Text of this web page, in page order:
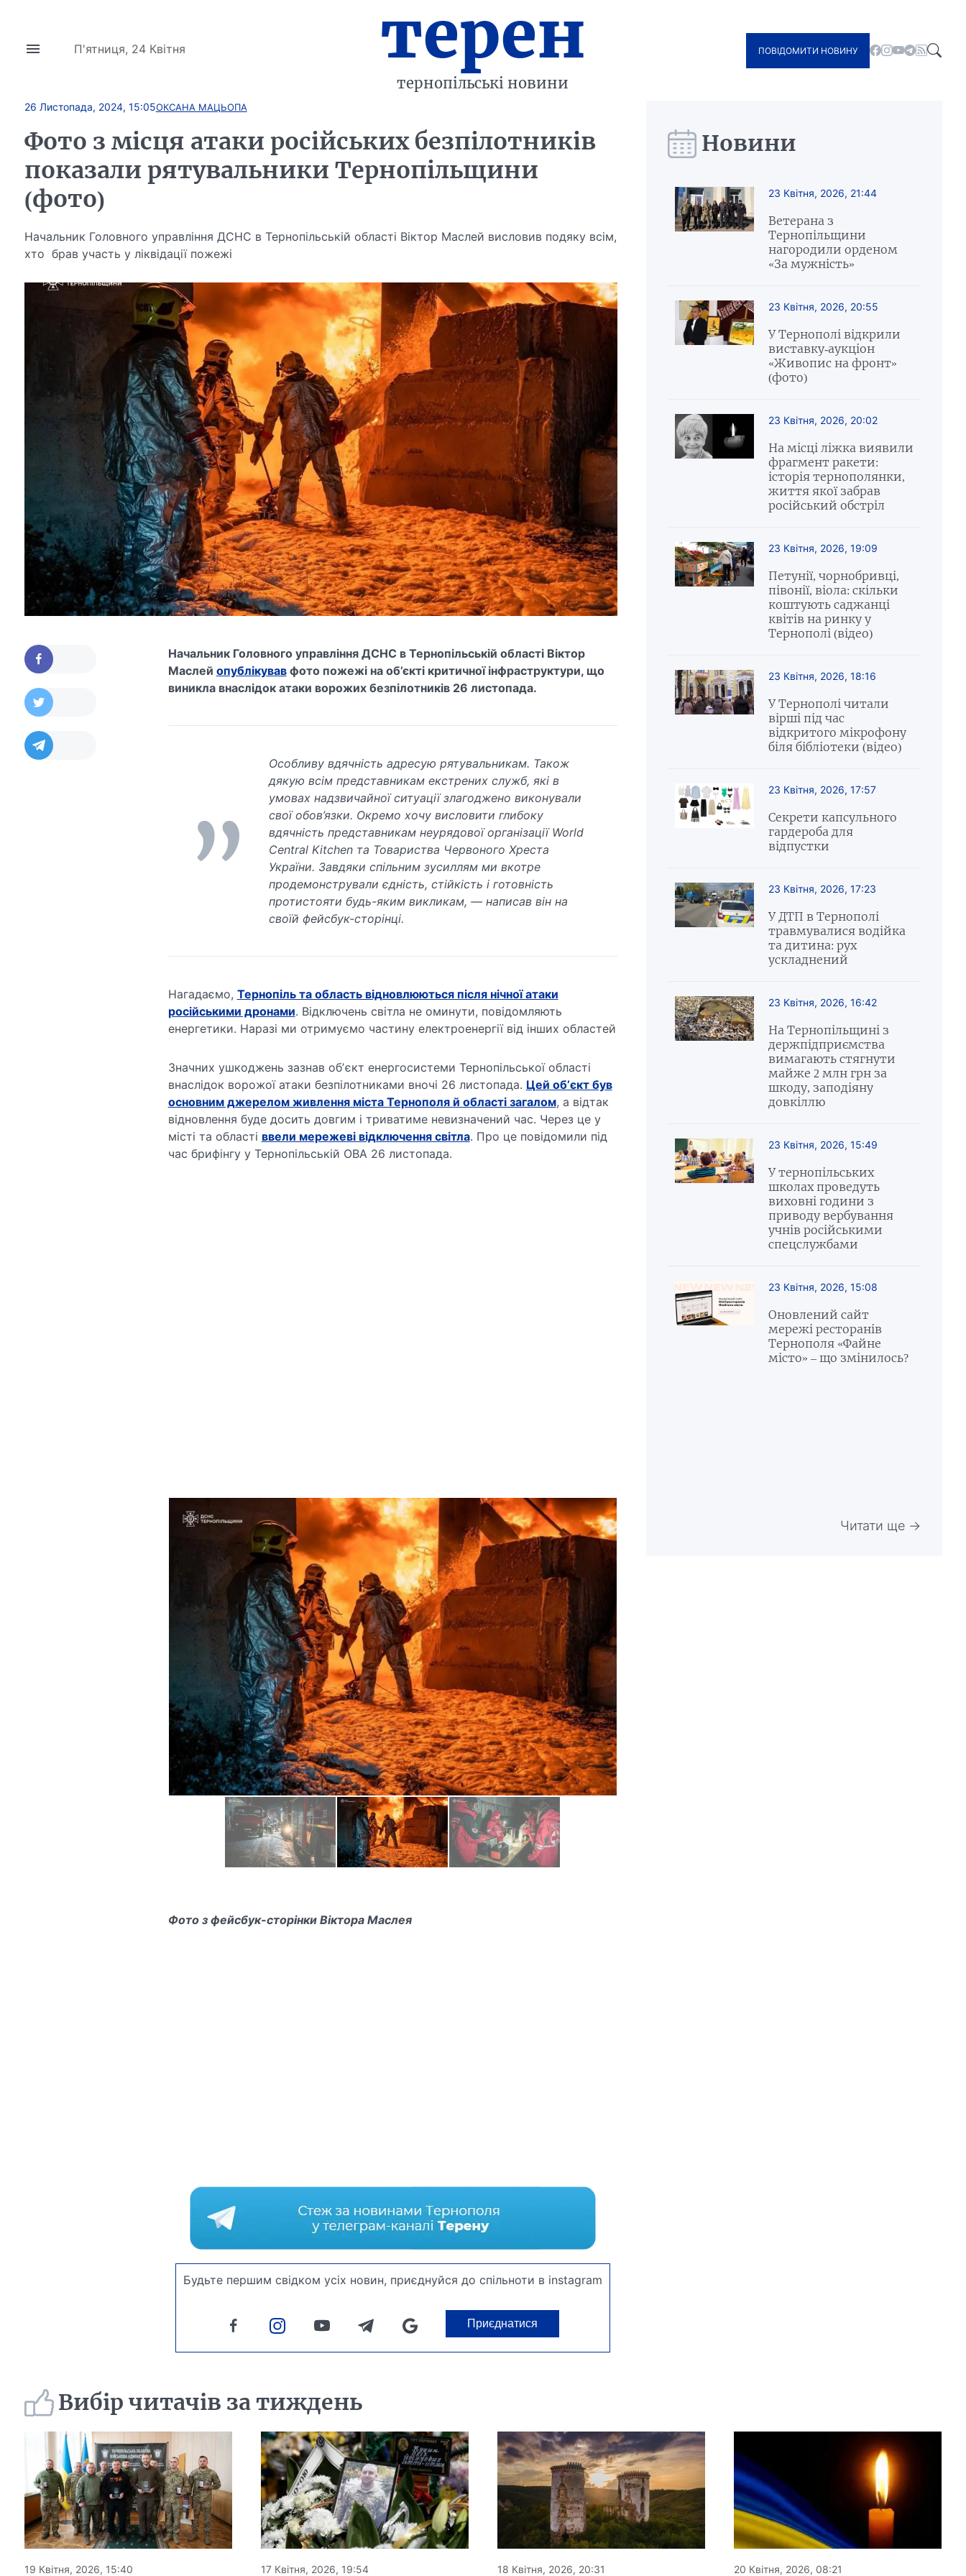
П'ятниця, 24 Квітня терен
тернопільські новини
ПОВІДОМИТИ НОВИНУ
26 Листопада, 2024, 15:05ОКСАНА МАЦЬОПА
Фото з місця атаки російських безпілотників
показали рятувальники Тернопільщини
(фото)
Начальник Головного управління ДСНС в Тернопільській області Віктор Маслей висловив подяку всім,
хто брав участь у ліквідації пожежі
Начальник Головного управління ДСНС в Тернопільській області Віктор
Маслей опублікувавфото пожежі на об’єкті критичної інфраструктури, що
виникла внаслідок атаки ворожих безпілотників 26 листопада.
Особливу вдячність адресую рятувальникам. Також
дякую всім представникам екстрених служб, які в
умовах надзвичайної ситуації злагоджено виконували
свої обов’язки. Окремо хочу висловити глибоку
вдячність представникам неурядової організації World
Central Kitchen та Товариства Червоного Хреста
України. Завдяки спільним зусиллям ми вкотре
продемонстрували єдність, стійкість і готовність
протистояти будь-яким викликам, — написав він на
своїй фейсбук-сторінці.
Нагадаємо, Тернопіль та область відновлюються після нічної атаки
російськими дронами. Відключень світла не оминути, повідомляють
енергетики. Наразі ми отримуємо частину електроенергії від інших областей
Значних ушкоджень зазнав обʼєкт енергосистеми Тернопільської області
внаслідок ворожої атаки безпілотниками вночі 26 листопада. Цей обʼєкт був
основним джерелом живлення міста Тернополя й області загалом, а відтак
відновлення буде досить довгим і триватиме невизначений час. Через це у
місті та області ввели мережеві відключення світла. Про це повідомили під
час брифінгу у Тернопільській ОВА 26 листопада.
Фото з фейсбук-сторінки Віктора Маслея
Будьте першим свідком усіх новин, приєднуйся до спільноти в instagram
Приєднатися
Новини
23 Квітня, 2026, 21:44
Ветерана з
Тернопільщини
нагородили орденом
«За мужність»
23 Квітня, 2026, 20:55
У Тернополі відкрили
виставку-аукціон
«Живопис на фронт»
(фото)
23 Квітня, 2026, 20:02
На місці ліжка виявили
фрагмент ракети:
історія тернополянки,
життя якої забрав
російський обстріл
23 Квітня, 2026, 19:09
Петунії, чорнобривці,
півонії, віола: скільки
коштують саджанці
квітів на ринку у
Тернополі (відео)
23 Квітня, 2026, 18:16
У Тернополі читали
вірші під час
відкритого мікрофону
біля бібліотеки (відео)
23 Квітня, 2026, 17:57
Секрети капсульного
гардероба для
відпустки
23 Квітня, 2026, 17:23
У ДТП в Тернополі
травмувалися водійка
та дитина: рух
ускладнений
23 Квітня, 2026, 16:42
На Тернопільщині з
держпідприємства
вимагають стягнути
майже 2 млн грн за
шкоду, заподіяну
довкіллю
23 Квітня, 2026, 15:49
У тернопільських
школах проведуть
виховні години з
приводу вербування
учнів російськими
спецслужбами
23 Квітня, 2026, 15:08
Оновлений сайт
мережі ресторанів
Тернополя «Файне
місто» – що змінилось?
Читати ще →
Вибір читачів за тиждень
19 Квітня, 2026, 15:40 17 Квітня, 2026, 19:54 18 Квітня, 2026, 20:31 20 Квітня, 2026, 08:21